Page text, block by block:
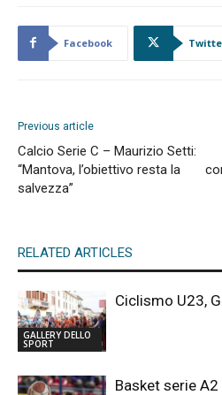
Facebook
Previous article
Calcio Serie C – Maurizio Setti:
“Mantova, l’obiettivo resta la
salvezza”
RELATED ARTICLES
GALLERY DELLO
SPORT
Ciclismo U23,
Basket serie